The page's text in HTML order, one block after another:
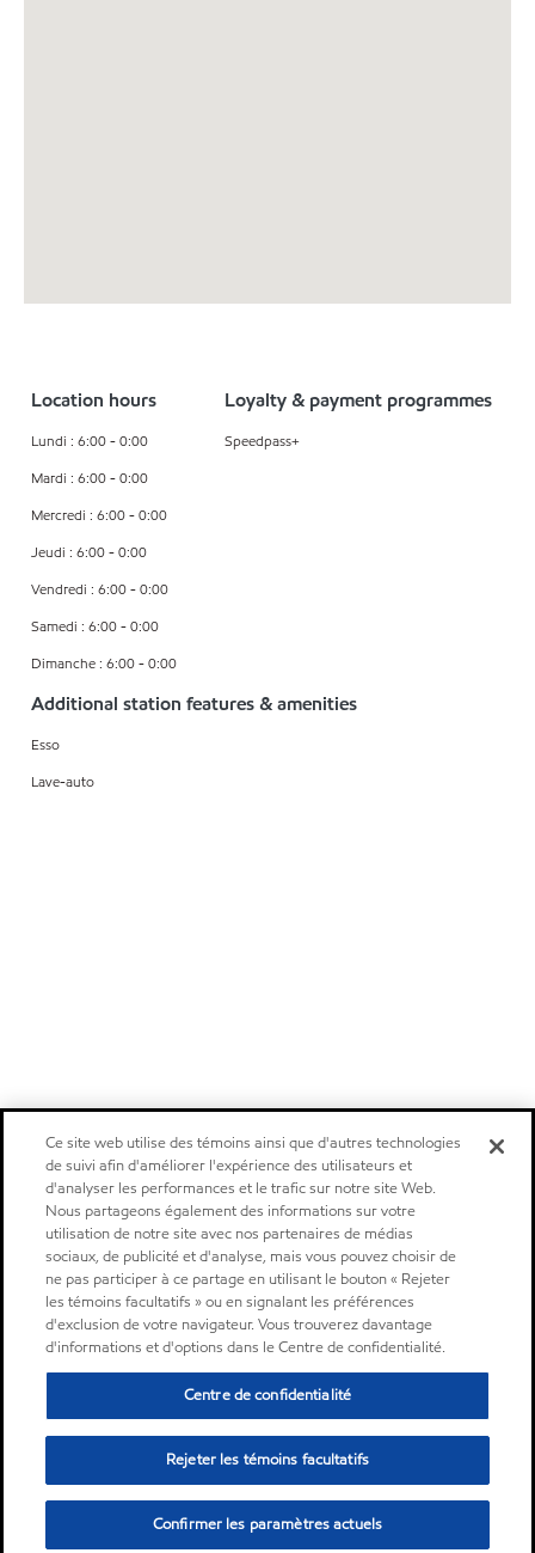
Location hours
Lundi : 6:00 - 0:00
Mardi : 6:00 - 0:00
Mercredi : 6:00 - 0:00
Jeudi : 6:00 - 0:00
Vendredi : 6:00 - 0:00
Samedi : 6:00 - 0:00
Dimanche : 6:00 - 0:00
Loyalty & payment programmes
Speedpass+
Additional station features & amenities
Esso
Lave-auto
Ce site web utilise des témoins ainsi que d'autres technologies
de suivi afin d'améliorer l'expérience des utilisateurs et
d'analyser les performances et le trafic sur notre site Web.
Nous partageons également des informations sur votre
utilisation de notre site avec nos partenaires de médias
sociaux, de publicité et d'analyse, mais vous pouvez choisir de
ne pas participer à ce partage en utilisant le bouton « Rejeter
les témoins facultatifs » ou en signalant les préférences
d'exclusion de votre navigateur. Vous trouverez davantage
d'informations et d'options dans le Centre de confidentialité.
Centre de confidentialité
Rejeter les témoins facultatifs
Confirmer les paramètres actuels